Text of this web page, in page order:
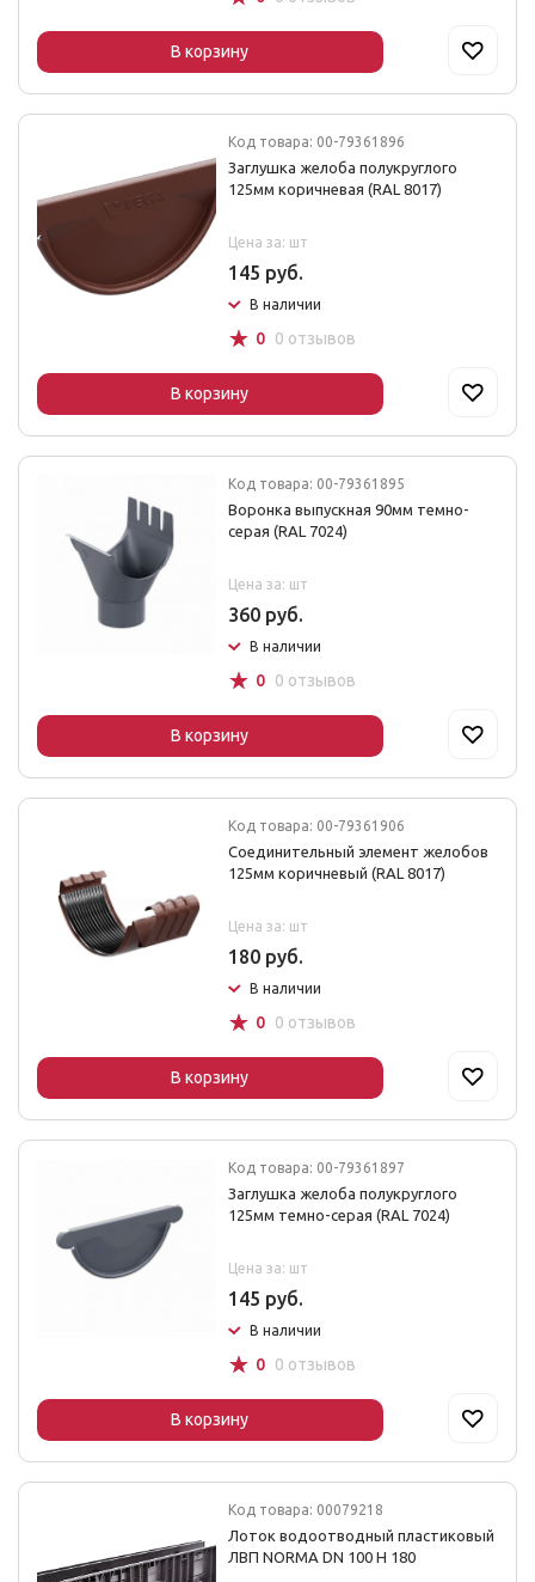
В корзину
Код товара: 00-79361896
Заглушка желоба полукруглого
125мм коричневая (RAL 8017)
Цена за: шт
145 руб.
В наличии
☆ 0 0 отзывов
В корзину
Код товара: 00-79361895
Воронка выпускная 90мм темно-
серая (RAL 7024)
Цена за: шт
360 руб.
В наличии
☆ 0 0 отзывов
В корзину
Код товара: 00-79361906
Соединительный элемент желобов
125мм коричневый (RAL 8017)
Цена за: шт
180 руб.
В наличии
☆ 0 0 отзывов
В корзину
Код товара: 00-79361897
Заглушка желоба полукруглого
125мм темно-серая (RAL 7024)
Цена за: шт
145 руб.
В наличии
☆ 0 0 отзывов
В корзину
Код товара: 00079218
Лоток водоотводный пластиковый
ЛВП NORMA DN 100 H 180